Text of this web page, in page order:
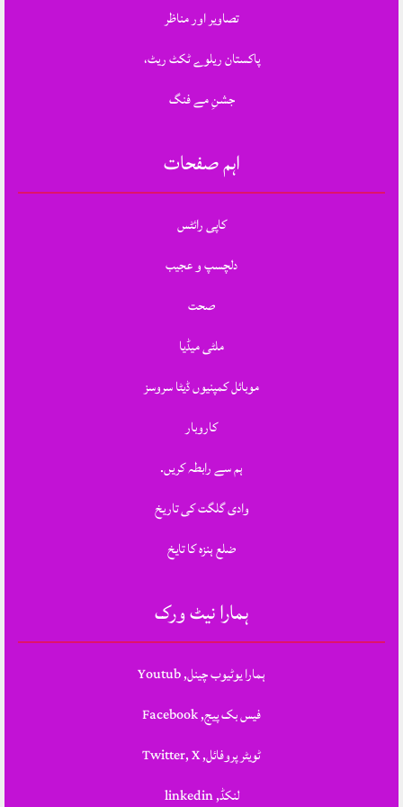
تصاویر اور مناظر
پاکستان ریلوے ٹکٹ ریٹ،
جشنِ مے فنگ
اہم صفحات
کاپی رائٹس
دلچسپ و عجیب
صحت
ملٹی میڈیا
موبائل کمپنیوں ڈیٹا سروسز
کاروبار
ہم سے رابطہ کریں.
وادی گلگت کی تاریخ
ضلع ہنزہ کا تایخ
ہمارا نیٹ ورک
ہمارا یوٹیوب چینل, Youtub
فیس بک پیج, Facebook
ٹویٹر پروفائل, Twitter, X
لنکڈ, linkedin